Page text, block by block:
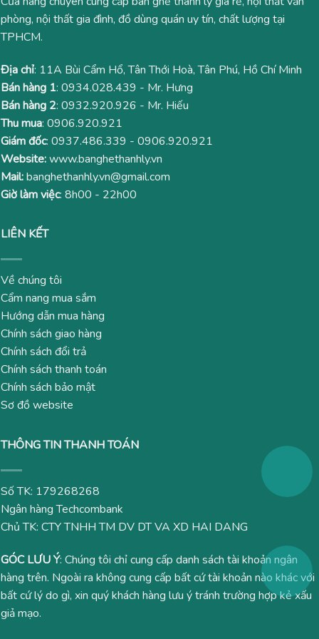
phòng, nội thất gia đình, đồ dùng quán uy tín, chất lượng tại
TPHCM.
Địa chỉ: 11A Bùi Cẩm Hổ, Tân Thới Hoà, Tân Phú, Hồ Chí Minh
Bán hàng 1: 0934.028.439 - Mr. Hưng
Bán hàng 2: 0932.920.926 - Mr. Hiếu
Thu mua: 0906.920.921
Giám đốc: 0937.486.339 - 0906.920.921
Website:www.banghethanhly.vn
Mail:banghethanhly.vn@gmail.com
Giờ làm việc: 8h00 - 22h00
LIÊN KẾT
Về chúng tôi
Cẩm nang mua sắm
Hướng dẫn mua hàng
Chính sách giao hàng
Chính sách đổi trả
Chính sách thanh toán
Chính sách bảo mật
Sơ đồ website
THÔNG TIN THANH TOÁN
Số TK: 179268268
Ngân hàng Techcombank
Chủ TK: CTY TNHH TM DV DT VA XD HAI DANG
GÓC LƯU Ý: Chúng tôi chỉ cung cấp danh sách tài khoản ngân
hàng trên. Ngoài ra không cung cấp bất cứ tài khoản nào khác với
bất cứ lý do gì, xin quý khách hàng lưu ý tránh trường hợp kẻ xấu
giả mạo.